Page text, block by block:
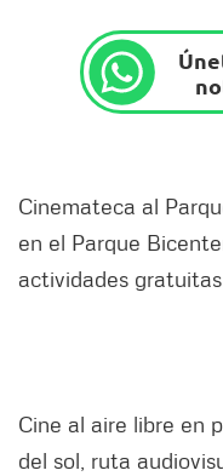
Cinemateca al
en el Parque
actividades
Cine al aire libre en
del sol, ruta